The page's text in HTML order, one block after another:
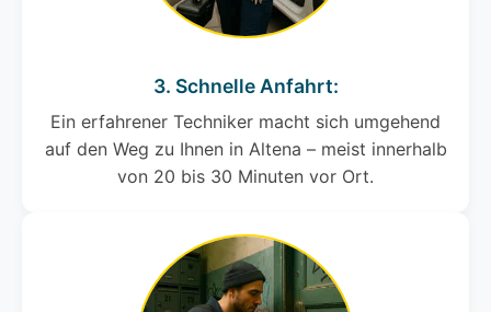
3. Schnelle Anfahrt:
Ein erfahrener Techniker macht sich umgehend
auf den Weg zu Ihnen in Altena – meist innerhalb
von 20 bis 30 Minuten vor Ort.